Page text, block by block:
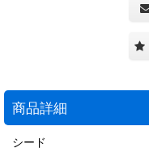
商品詳細
シード